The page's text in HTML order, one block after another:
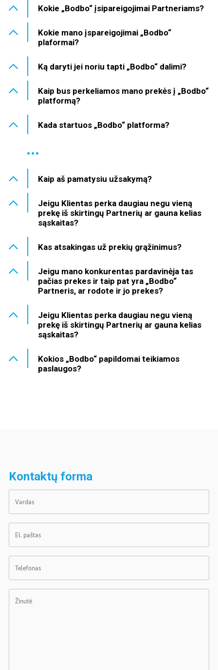
Kokie „Bodbo“ įsipareigojimai Partneriams?
Kokie mano įspareigojimai „Bodbo“
plaformai?
Ką daryti jei noriu tapti „Bodbo“ dalimi?
Kaip bus perkeliamos mano prekės į „Bodbo“
platformą?
Kada startuos „Bodbo“ platforma?
...
Kaip aš pamatysiu užsakymą?
Jeigu Klientas perka daugiau negu vieną
prekę iš skirtingų Partnerių ar gauna kelias
sąskaitas?
Kas atsakingas už prekių grąžinimus?
Jeigu mano konkurentas pardavinėja tas
pačias prekes ir taip pat yra „Bodbo“
Partneris, ar rodote ir jo prekes?
Jeigu Klientas perka daugiau negu vieną
prekę iš skirtingų Partnerių ar gauna kelias
sąskaitas?
Kokios „Bodbo“ papildomai teikiamos
paslaugos?
Kontaktų forma
Vardas
El. paštas
Telefonas
Žinutė